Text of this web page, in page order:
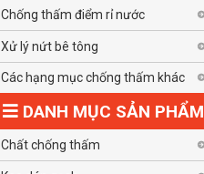
Chống thấm điểm rỉ nước
Xử lý nứt bê tông
Các hạng mục chống thấm khác
DANH MỤC SẢN PHẨM
Chất chống thấm